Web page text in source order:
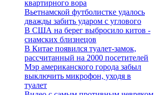
квартирного вора
Вьетнамской футболистке удалось
дважды забить ударом с углового
В США на берег выбросило китов -
сиамских близнецов
В Китае появился туалет-замок,
рассчитанный на 2000 посетителей
Мэр американского города забыл
выключить микрофон, уходя в
туалет